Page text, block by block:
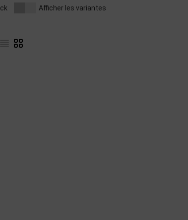
Afficher les variantes